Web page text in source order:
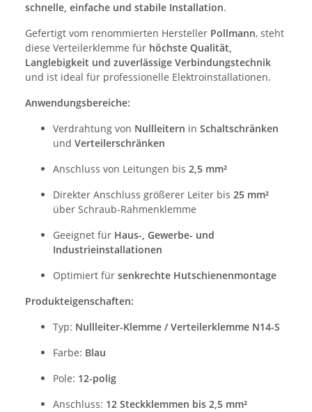
schnelle, einfache und stabile Installation.
Gefertigt vom renommierten Hersteller Pollmann, steht
diese Verteilerklemme für höchste Qualität,
Langlebigkeit und zuverlässige Verbindungstechnik
und ist ideal für professionelle Elektroinstallationen.
Anwendungsbereiche:
Verdrahtung von Nullleitern in Schaltschränken
und Verteilerschränken
Anschluss von Leitungen bis 2,5 mm²
Direkter Anschluss größerer Leiter bis 25 mm²
über Schraub-Rahmenklemme
Geeignet für Haus-, Gewerbe- und
Industrieinstallationen
Optimiert für senkrechte Hutschienenmontage
Produkteigenschaften:
Typ: Nullleiter-Klemme / Verteilerklemme N14-S
Farbe: Blau
Pole: 12-polig
Anschluss: 12 Steckklemmen bis 2,5 mm²